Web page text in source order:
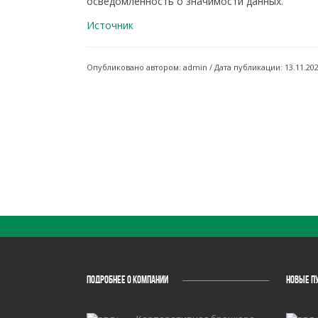
Источник
Опубликовано автором: admin / Дата публикации:
ПОДРОБНЕЕ О КОМПАНИИ НОВЫЕ